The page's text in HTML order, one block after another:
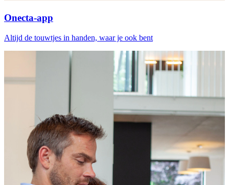
Onecta-app
Altijd de touwtjes in handen, waar je ook bent